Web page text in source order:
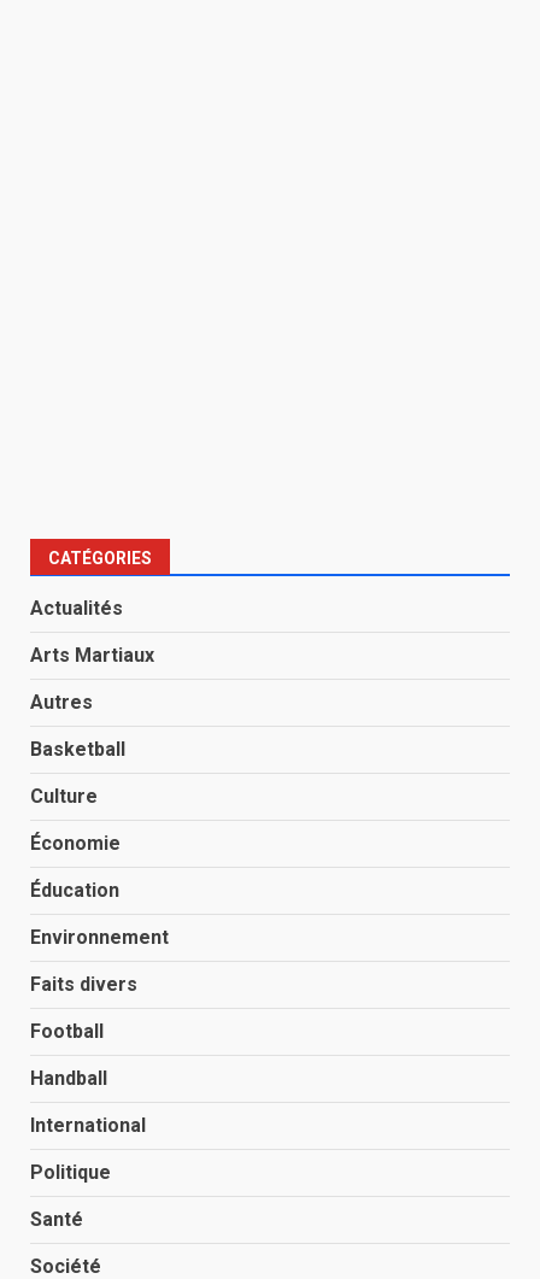
CATÉGORIES
Actualités
Arts Martiaux
Autres
Basketball
Culture
Économie
Éducation
Environnement
Faits divers
Football
Handball
International
Politique
Santé
Société